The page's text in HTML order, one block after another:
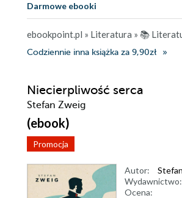
Darmowe ebooki
ebookpoint.pl » Literatura » 📚
Codziennie inna książka za 9,90zł
Niecierpliwość serca
Stefan Zweig
(ebook)
Promocja
Autor:
Wydawnictwo:
Ocena: